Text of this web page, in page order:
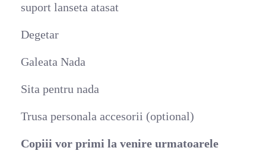
suport lanseta atasat
Degetar
Galeata Nada
Sita pentru nada
Trusa personala accesorii (optional)
Copiii vor primi la venire urmatoarele